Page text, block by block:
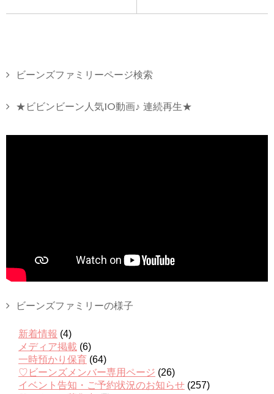
ビーンズファミリーページ検索
★ビビンビーン人気10動画♪ 連続再生★
ビーンズファミリーの様子
新着情報 (4)
メディア掲載 (6)
一時預かり保育 (64)
♡ビーンズメンバー専用ページ (26)
イベント告知・ご予約状況のお知らせ (257)